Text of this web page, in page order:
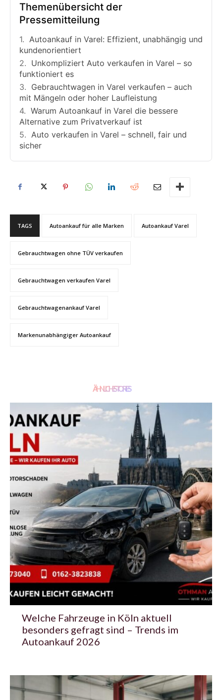
Themenübersicht der
Pressemitteilung
Autoankauf in Varel: Effizient, unabhängig und
kundenorientiert
Unkompliziert Auto verkaufen in Varel – so
funktioniert es
Gebrauchtwagen in Varel verkaufen – auch
mit Mängeln oder hoher Laufleistung
Warum Autoankauf in Varel die bessere
Alternative zum Privatverkauf ist
Auto verkaufen in Varel – schnell, fair und
sicher
TAGS Autoankauf für alle Marken Autoankauf Varel
Gebrauchtwagen ohne TÜV verkaufen
Gebrauchtwagen verkaufen Varel
Gebrauchtwagenankauf Varel
Markenunabhängiger Autoankauf
ÄHNLICHE STORIES
Welche Fahrzeuge in Köln aktuell
besonders gefragt sind – Trends im
Autoankauf 2026